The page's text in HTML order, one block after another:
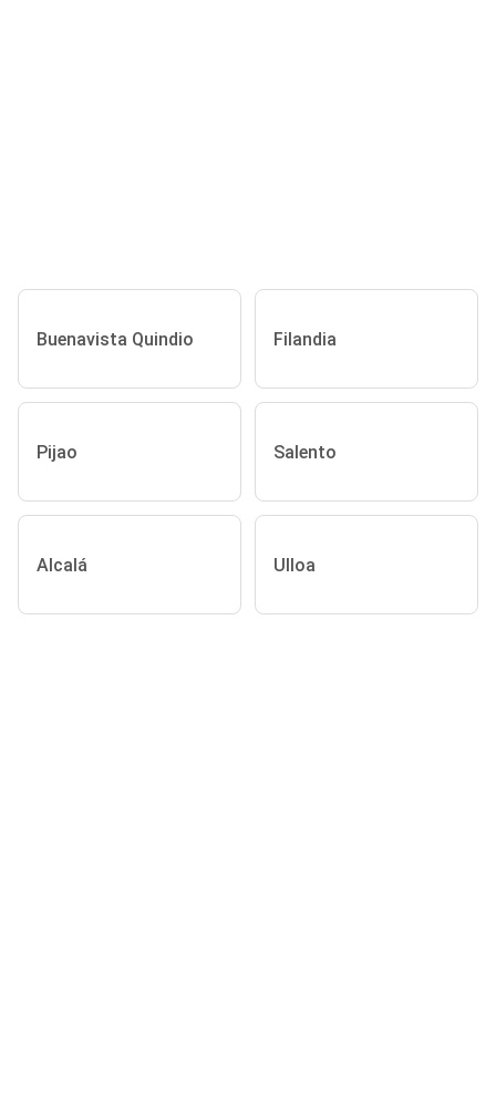
Buenavista Quindio Filandia
Pijao Salento
Alcalá Ulloa